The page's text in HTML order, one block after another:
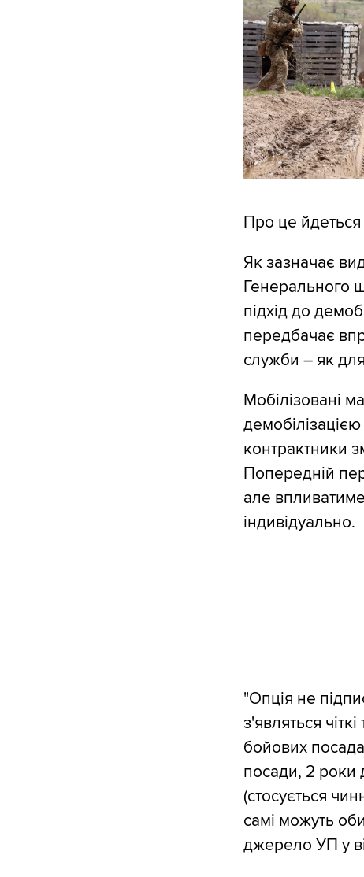
Про це йдеться
Як зазначає
Генерального
підхід до
передбачає
служби – як
Мобілізовані
контрактники
Попередній
але
індивідуально.
"Опція не
з'являться
бойових
посади, 2 роки
(стосується
самі можуть
джерело УП у